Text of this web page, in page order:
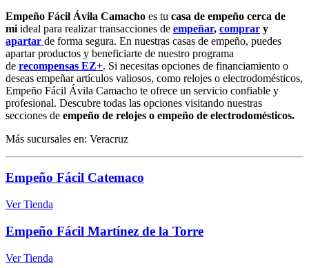
Empeño Fácil Ávila Camacho es tu casa de empeño cerca de
mi ideal para realizar transacciones de empeñar, comprar y
apartar de forma segura. En nuestras casas de empeño, puedes
apartar productos y beneficiarte de nuestro programa
de recompensas EZ+. Si necesitas opciones de financiamiento o
deseas empeñar artículos valiosos, como relojes o electrodomésticos,
Empeño Fácil Ávila Camacho te ofrece un servicio confiable y
profesional. Descubre todas las opciones visitando nuestras
secciones de empeño de relojes o empeño de electrodomésticos.
Más sucursales en: Veracruz
Empeño Fácil Catemaco
Ver Tienda
Empeño Fácil Martínez de la Torre
Ver Tienda